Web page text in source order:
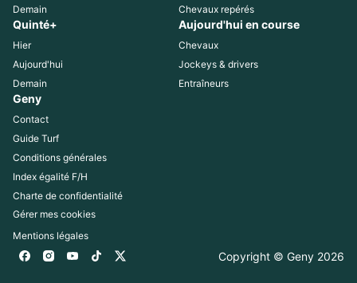
Demain
Chevaux repérés
Quinté+
Hier
Aujourd'hui
Demain
Aujourd'hui en course
Chevaux
Jockeys & drivers
Entraîneurs
Geny
Contact
Guide Turf
Conditions générales
Index égalité F/H
Charte de confidentialité
Gérer mes cookies
Mentions légales
Copyright © Geny 2026